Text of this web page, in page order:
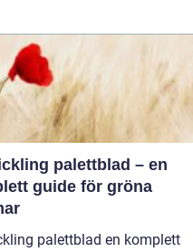
palettblad – en
guide för gröna
palettblad en komplett